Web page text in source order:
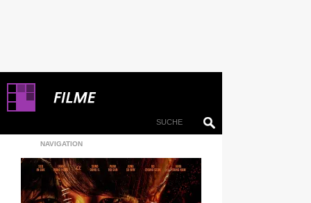
NAVIGATION